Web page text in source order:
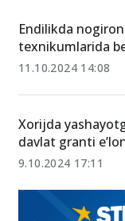
Endilikda
texnikumlarida
11.10.2024 14:08
Xorijda
davlat granti
9.10.2024 17:11